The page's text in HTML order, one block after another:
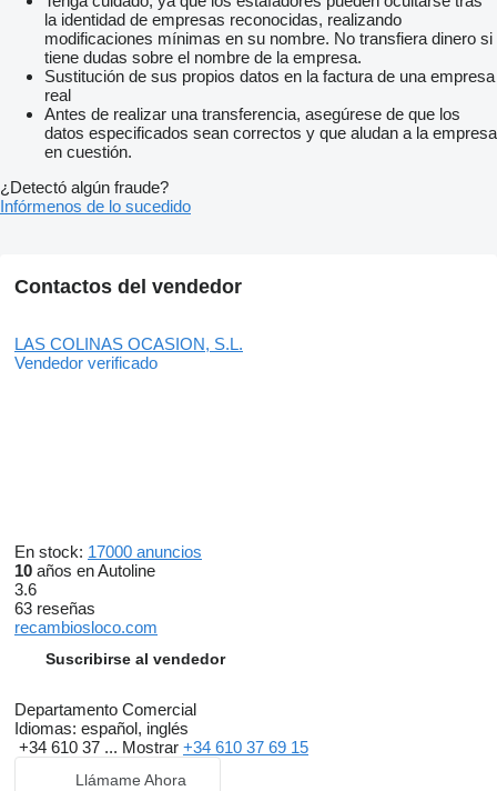
la identidad de empresas reconocidas, realizando
modificaciones mínimas en su nombre. No transfiera dinero si
tiene dudas sobre el nombre de la empresa.
Sustitución de sus propios datos en la factura de una empresa
real
Antes de realizar una transferencia, asegúrese de que los
datos especificados sean correctos y que aludan a la empresa
en cuestión.
¿Detectó algún fraude?
Infórmenos de lo sucedido
Contactos del vendedor
LAS COLINAS OCASION, S.L.
Vendedor verificado
En stock: 17000 anuncios
10 años en Autoline
3.6
63 reseñas
recambiosloco.com
Suscribirse al vendedor
Departamento Comercial
Idiomas: español, inglés
+34 610 37 ... Mostrar +34 610 37 69 15
Llámame Ahora